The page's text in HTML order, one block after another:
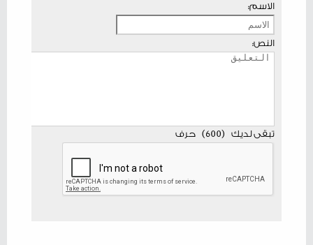
الاسم:
النص:
تبقى لديك (
600
) حرف